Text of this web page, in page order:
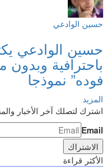
حسين الوادعي
حسين الوادعي
باحترافية وبدون
فوده” نموذجا
المزيد
اشترك لتصلك آخر الأخبار
Email
الأكثر قراءة